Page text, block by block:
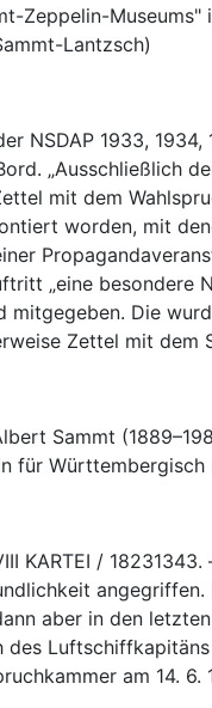
Zeppelin-Museums"
Lantzsch)
NSDAP 1933,
„Ausschließlich
mit dem
worden, mit
„eine besondere
Die
Zettel mit dem
Sammt
für
KARTEI /
aber in den
des
am 14.